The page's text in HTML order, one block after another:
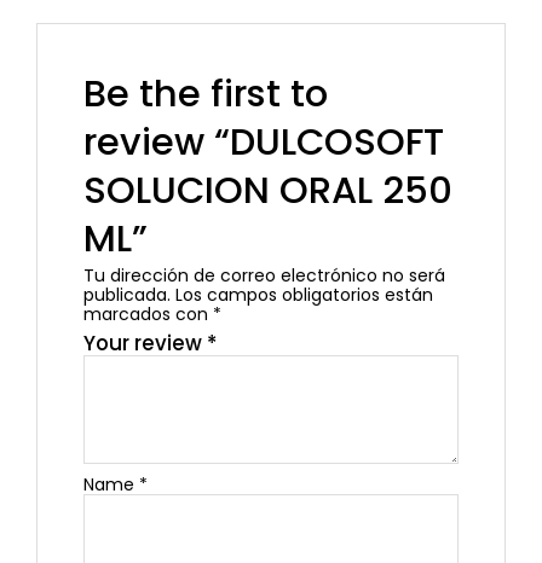
Be the first to
review “DULCOSOFT
SOLUCION ORAL 250
ML”
Tu dirección de correo electrónico no será
publicada. Los campos obligatorios están
marcados con *
Your review *
Name *